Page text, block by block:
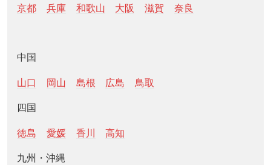
京都 兵庫 和歌山 大阪 滋賀 奈良
中国
山口 岡山 島根 広島 鳥取
四国
徳島 愛媛 香川 高知
九州・沖縄